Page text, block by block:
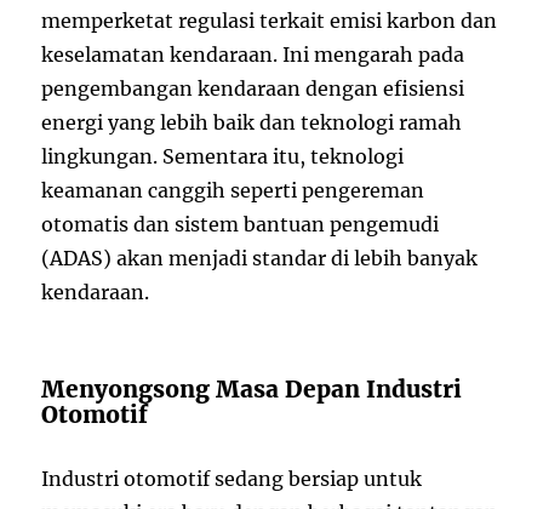
memperketat regulasi terkait emisi karbon dan
keselamatan kendaraan. Ini mengarah pada
pengembangan kendaraan dengan efisiensi
energi yang lebih baik dan teknologi ramah
lingkungan. Sementara itu, teknologi
keamanan canggih seperti pengereman
otomatis dan sistem bantuan pengemudi
(ADAS) akan menjadi standar di lebih banyak
kendaraan.
Menyongsong Masa Depan Industri
Otomotif
Industri otomotif sedang bersiap untuk